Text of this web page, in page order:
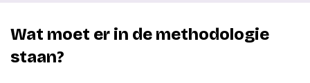
Wat moet er in de methodologie
staan?